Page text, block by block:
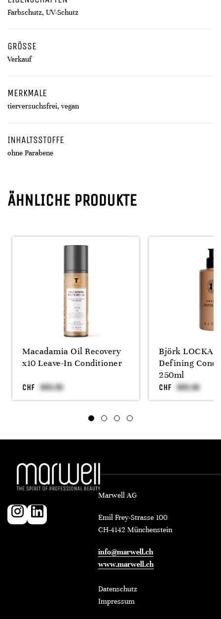
Farbschutz, UV-Schutz
GRÖSSE
Verkauf
MERKMALE
tierversuchsfrei, vegan
INHALTSSTOFFE
ohne Parabene
ÄHNLICHE PRODUKTE
Macadamia Oil Recovery
x10 Leave-In Conditioner
CHF
Björk
Defining
250ml
CHF
Marwell AG
Emil Frey-Strasse 100
CH-4142 Münchenstein
info@marwell.ch
www.marwell.ch
Datenschutz
Impressum